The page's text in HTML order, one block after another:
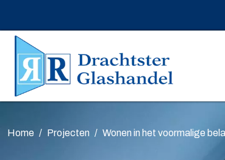
Home Projecten Wonen in het voormalige